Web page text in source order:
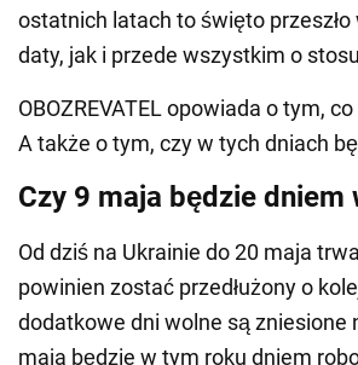
ostatnich latach to święto
daty, jak i przede wszystkim o
OBOZREVATEL opowiada o tym,
A także o tym, czy w tych dniach
Czy 9 maja będzie
Od dziś na Ukrainie do 20 maja
powinien zostać przedłużony o
dodatkowe dni wolne są
maja będzie w tym roku dniem